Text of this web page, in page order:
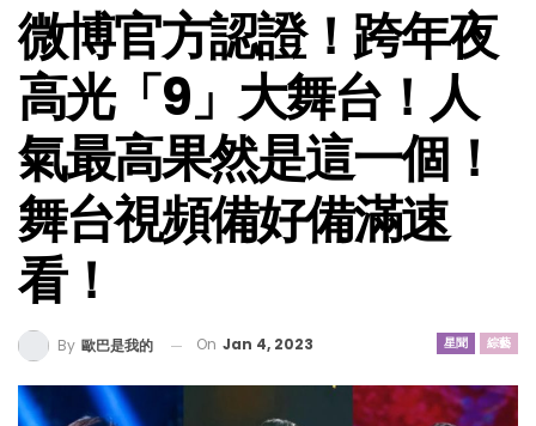
微博官方認證！跨年夜
高光「9」大舞台！人
氣最高果然是這一個！
舞台視頻備好備滿速
看！
星聞 綜藝
By 歐巴是我的 On Jan 4, 2023